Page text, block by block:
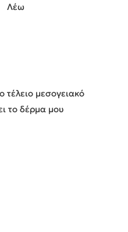
μεσογειακό
το δέρμα μου